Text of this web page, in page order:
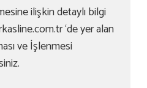
ilişkin detaylı bilgi
‘de yer alan
ve İşlenmesi